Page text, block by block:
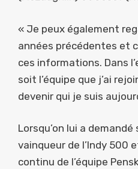
« Je peux également
années précédentes et
ces informations. Dans
soit l’équipe que j’ai
devenir qui je suis
Lorsqu’on lui a
vainqueur de l’Indy 500
continu de l’équipe